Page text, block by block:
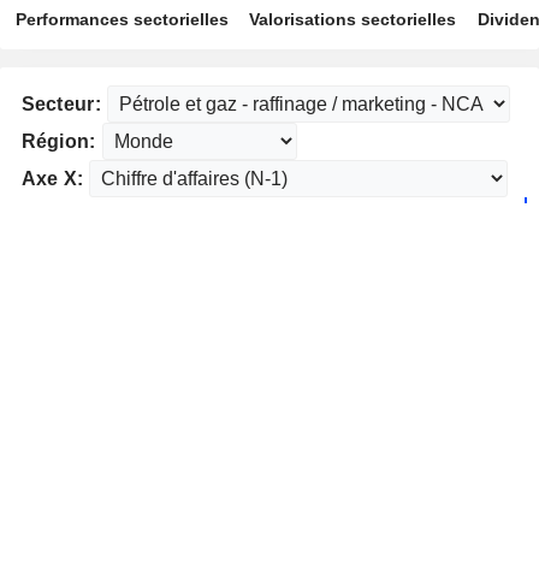
Performances sectorielles Valorisations sectorielles
Secteur:
Région:
Axe X: